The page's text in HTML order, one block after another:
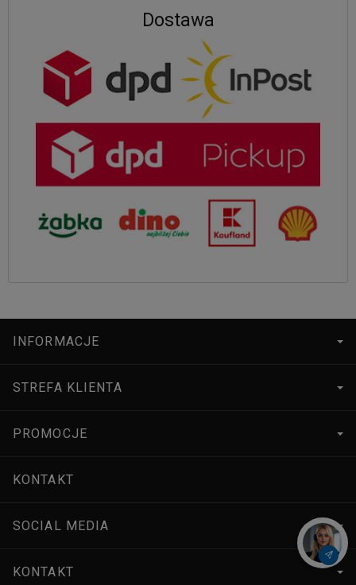
Dostawa
INFORMACJE
STREFA KLIENTA
PROMOCJE
KONTAKT
SOCIAL MEDIA
KONTAKT